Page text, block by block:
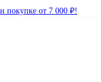
покупке от 7 000 ₽!